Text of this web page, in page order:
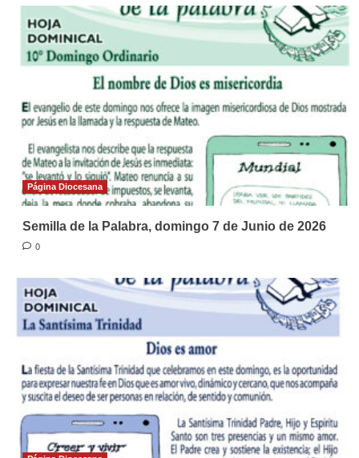
Página Diocesana
Semilla de la Palabra, domingo 7 de Junio de 2026
0